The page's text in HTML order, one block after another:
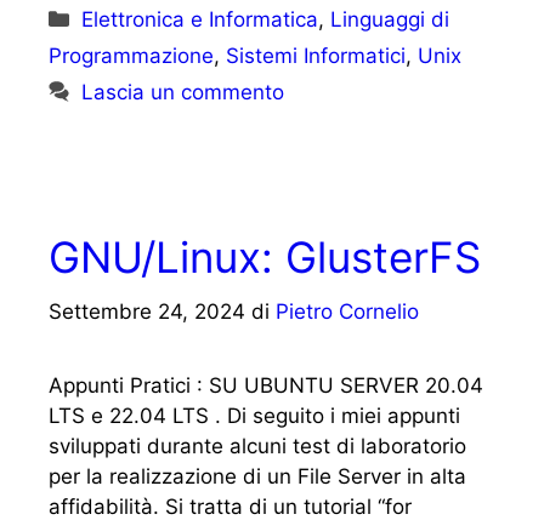
Categorie
Elettronica e Informatica, Linguaggi di
Programmazione, Sistemi Informatici, Unix
Lascia un commento
GNU/Linux: GlusterFS
Settembre 24, 2024 di Pietro Cornelio
Appunti Pratici : SU UBUNTU SERVER 20.04
LTS e 22.04 LTS . Di seguito i miei appunti
sviluppati durante alcuni test di laboratorio
per la realizzazione di un File Server in alta
affidabilità. Si tratta di un tutorial “for